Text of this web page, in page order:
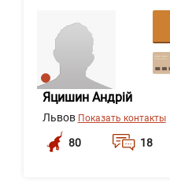
Яцишин Андрій
Львов Показать контакты
80 18